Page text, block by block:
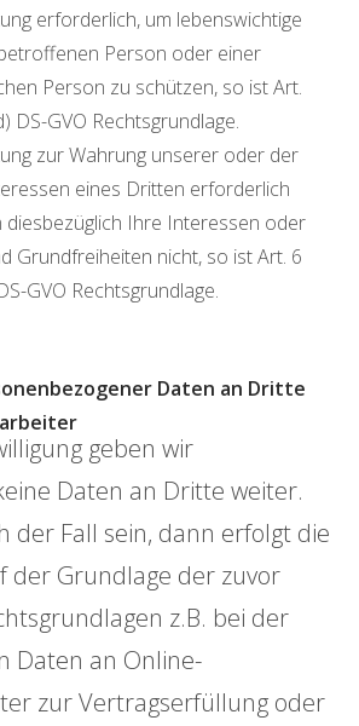
erforderlich, um lebenswichtige
Person oder einer
Person zu schützen, so ist Art.
DS-GVO Rechtsgrundlage.
zur Wahrung unserer oder der
eines Dritten erforderlich
diesbezüglich Ihre Interessen oder
Grundfreiheiten nicht, so ist Art. 6
GVO Rechtsgrundlage.
Daten an Dritte
geben wir
Daten an Dritte weiter.
der Fall sein, dann erfolgt die
der Grundlage der zuvor
z.B. bei der
Daten an Online-
zur Vertragserfüllung oder